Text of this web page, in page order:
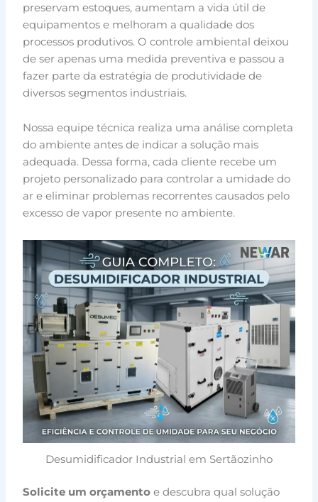
preservam estoques, aumentam a vida útil de
equipamentos e melhoram a qualidade dos
processos produtivos. O controle ambiental deixou
de ser apenas uma medida preventiva e passou a
fazer parte da estratégia de produtividade de
diversos segmentos industriais.
Nossa equipe técnica realiza uma análise completa
do ambiente antes de indicar a solução mais
adequada. Dessa forma, cada cliente recebe um
projeto personalizado para controlar a umidade do
ar e eliminar problemas recorrentes causados pelo
excesso de vapor presente no ambiente.
Desumidificador Industrial em Sertãozinho
Solicite um orçamento e descubra qual solução